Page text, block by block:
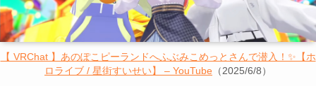
【 VRChat 】あのぽこピーランドへふぶみこめっとさんで潜入！✨【ホ
ロライブ / 星街すいせい】 – YouTube （2025/6/8）